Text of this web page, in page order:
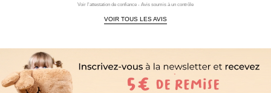
Voir l'attestation de confiance - Avis soumis à un contrôle
VOIR TOUS LES AVIS